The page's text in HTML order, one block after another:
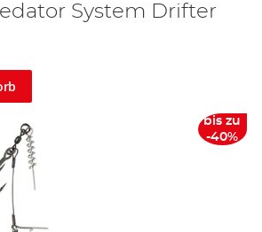
System Drifter
bis zu
-40%